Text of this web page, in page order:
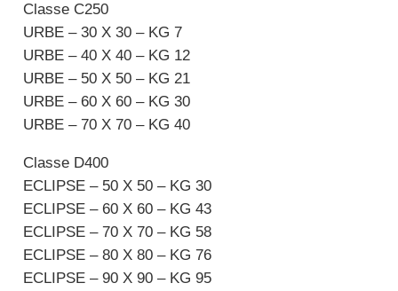
Classe C250
URBE – 30 X 30 – KG 7
URBE – 40 X 40 – KG 12
URBE – 50 X 50 – KG 21
URBE – 60 X 60 – KG 30
URBE – 70 X 70 – KG 40
Classe D400
ECLIPSE – 50 X 50 – KG 30
ECLIPSE – 60 X 60 – KG 43
ECLIPSE – 70 X 70 – KG 58
ECLIPSE – 80 X 80 – KG 76
ECLIPSE – 90 X 90 – KG 95